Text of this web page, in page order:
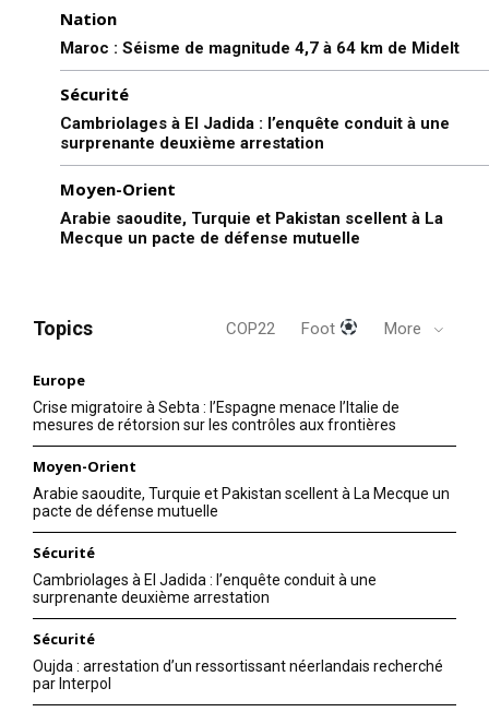
Nation
Maroc : Séisme de magnitude 4,7 à 64 km de Midelt
Sécurité
Cambriolages à El Jadida : l’enquête conduit à une
surprenante deuxième arrestation
Moyen-Orient
Arabie saoudite, Turquie et Pakistan scellent à La
Mecque un pacte de défense mutuelle
Topics COP22 Foot More
Europe
Crise migratoire à Sebta : l’Espagne menace l’Italie de
mesures de rétorsion sur les contrôles aux frontières
Moyen-Orient
Arabie saoudite, Turquie et Pakistan scellent à La Mecque un
pacte de défense mutuelle
Sécurité
Cambriolages à El Jadida : l’enquête conduit à une
surprenante deuxième arrestation
Sécurité
Oujda : arrestation d’un ressortissant néerlandais recherché
par Interpol